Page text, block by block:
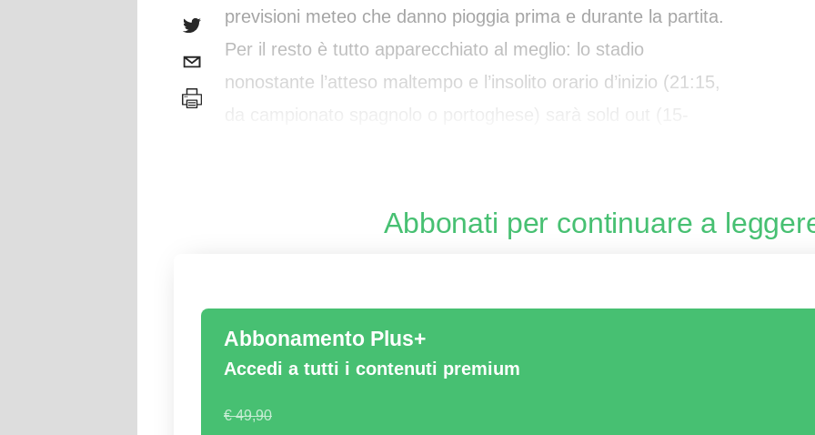
previsioni meteo che danno pioggia prima e durante la partita.
Per il resto è tutto apparecchiato al meglio: lo stadio
nonostante l’atteso maltempo e l’insolito orario d’inizio (21:15,
Abbonati per continuare a
Abbonamento Plus+
Accedi a tutti i contenuti premium
€ 49,90